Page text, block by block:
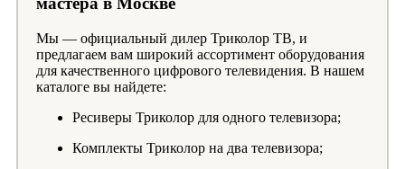
Мы — официальный дилер Триколор ТВ, и
предлагаем вам широкий ассортимент оборудования
для качественного цифрового телевидения. В нашем
каталоге вы найдете:
Ресиверы Триколор для одного телевизора;
Комплекты Триколор на два телевизора;